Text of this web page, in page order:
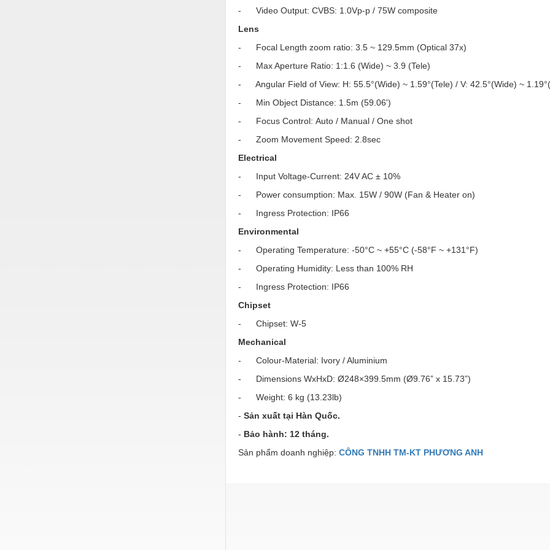
- Video Output: CVBS: 1.0Vp-p / 75W composite
Lens
- Focal Length zoom ratio: 3.5 ~ 129.5mm (Optical 37x)
- Max Aperture Ratio: 1:1.6 (Wide) ~ 3.9 (Tele)
- Angular Field of View: H: 55.5°(Wide) ~ 1.59°(Tele) / V: 42.5°(Wide) ~
- Min Object Distance: 1.5m (59.06')
- Focus Control: Auto / Manual / One shot
- Zoom Movement Speed: 2.8sec
Electrical
- Input Voltage-Current: 24V AC ± 10%
- Power consumption: Max. 15W / 90W (Fan & Heater on)
- Ingress Protection: IP66
Environmental
- Operating Temperature: -50°C ~ +55°C (-58°F ~ +131°F)
- Operating Humidity: Less than 100% RH
- Ingress Protection: IP66
Chipset
- Chipset: W-5
Mechanical
- Colour-Material: Ivory / Aluminium
- Dimensions WxHxD: Ø248×399.5mm (Ø9.76” x 15.73”)
- Weight: 6 kg (13.23lb)
- Sản xuất tại Hàn Quốc.
- Bảo hành: 12 tháng.
Sản phẩm doanh nghiệp: CÔNG TNHH TM-KT PHƯƠNG ANH